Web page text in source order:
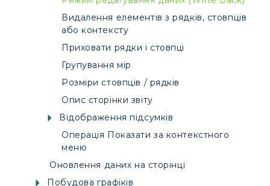
Видалення елементів з рядків, стовпців
або контексту
Приховати рядки і стовпці
Групування мір
Розміри стовпців / рядків
Опис сторінки звіту
Відображення підсумків
Операція Показати за контекстного
меню
Оновлення даних на сторінці
Побудова графіків